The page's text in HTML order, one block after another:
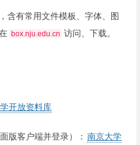
含有常用文件模板、字体、图
box.nju.edu.cn 访问、下载。
开放资料库
版客户端并登录）： 南京大学